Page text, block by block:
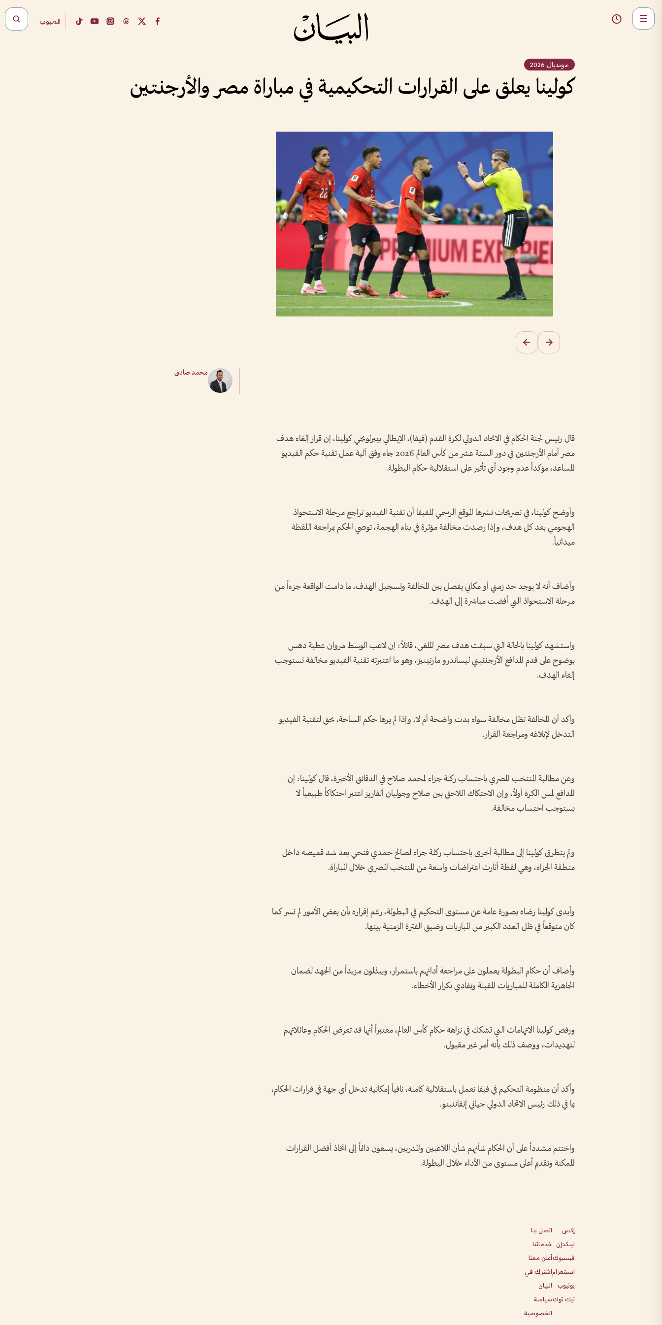
المبوب
مونديال 2026
كولينا يعلق على القرارات التحكيمية في مباراة مصر والأرجنتين
محمد صادق
قال رئيس لجنة الحكام في الاتحاد الدولي لكرة القدم (فيفا)، الإيطالي بييرلويجي كولينا، إن قرار إلغاء هدف
مصر أمام الأرجنتين في دور الستة عشر من كأس العالم 2026 جاء وفق آلية عمل تقنية حكم الفيديو
المساعد، مؤكداً عدم وجود أي تأثير على استقلالية حكام البطولة.
وأوضح كولينا، في تصريحات نشرها الموقع الرسمي للفيفا أن تقنية الفيديو تراجع مرحلة الاستحواذ
الهجومي بعد كل هدف، وإذا رصدت مخالفة مؤثرة في بناء الهجمة، توصي الحكم بمراجعة اللقطة
ميدانياً.
وأضاف أنه لا يوجد حد زمني أو مكاني يفصل بين المخالفة وتسجيل الهدف، ما دامت الواقعة جزءاً من
مرحلة الاستحواذ التي أفضت مباشرة إلى الهدف.
واستشهد كولينا بالحالة التي سبقت هدف مصر الملغى، قائلاً: إن لاعب الوسط مروان عطية دهس
بوضوح على قدم المدافع الأرجنتيني ليساندرو مارتينيز، وهو ما اعتبرته تقنية الفيديو مخالفة تستوجب
إلغاء الهدف.
وأكد أن المخالفة تظل مخالفة سواء بدت واضحة أم لا، وإذا لم يرها حكم الساحة، يحق لتقنية الفيديو
التدخل لإبلاغه ومراجعة القرار.
وعن مطالبة المنتخب المصري باحتساب ركلة جزاء لمحمد صلاح في الدقائق الأخيرة، قال كولينا: إن
المدافع لمس الكرة أولاً، وإن الاحتكاك اللاحق بين صلاح وجوليان ألفاريز اعتبر احتكاكاً طبيعياً لا
يستوجب احتساب مخالفة.
ولم يتطرق كولينا إلى مطالبة أخرى باحتساب ركلة جزاء لصالح حمدي فتحي بعد شد قميصه داخل
منطقة الجزاء، وهي لقطة أثارت اعتراضات واسعة من المنتخب المصري خلال المباراة.
وأبدى كولينا رضاه بصورة عامة عن مستوى التحكيم في البطولة، رغم إقراره بأن بعض الأمور لم تسر كما
كان متوقعاً في ظل العدد الكبير من المباريات وضيق الفترة الزمنية بينها.
وأضاف أن حكام البطولة يعملون على مراجعة أدائهم باستمرار، ويبذلون مزيداً من الجهد لضمان
الجاهزية الكاملة للمباريات المقبلة وتفادي تكرار الأخطاء.
ورفض كولينا الاتهامات التي تشكك في نزاهة حكام كأس العالم، معتبراً أنها قد تعرض الحكام وعائلاتهم
لتهديدات، ووصف ذلك بأنه أمر غير مقبول.
وأكد أن منظومة التحكيم في فيفا تعمل باستقلالية كاملة، نافياً إمكانية تدخل أي جهة في قرارات الحكام،
بما في ذلك رئيس الاتحاد الدولي جياني إنفانتينو.
واختتم مشدداً على أن الحكام شأنهم شأن اللاعبين والمدربين، يسعون دائماً إلى اتخاذ أفضل القرارات
الممكنة وتقديم أعلى مستوى من الأداء خلال البطولة.
إكس
لينكدإن
فيسبوك
انستغرام
يوتيوب
تيك توك
اتصل بنا
خدماتنا
أعلن معنا
اشترك في
البيان
سياسة
الخصوصية